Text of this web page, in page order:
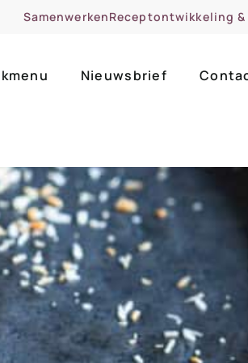
SamenwerkenReceptontwikkeling
zoet
Nieuwsbrief